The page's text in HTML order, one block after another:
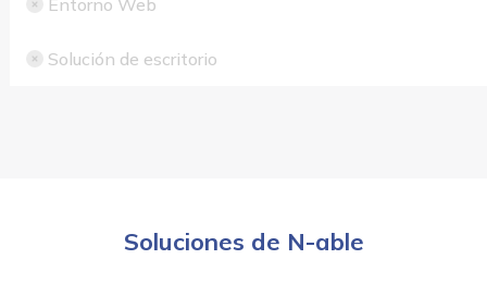
Solución de escritorio
Soluciones de N-able